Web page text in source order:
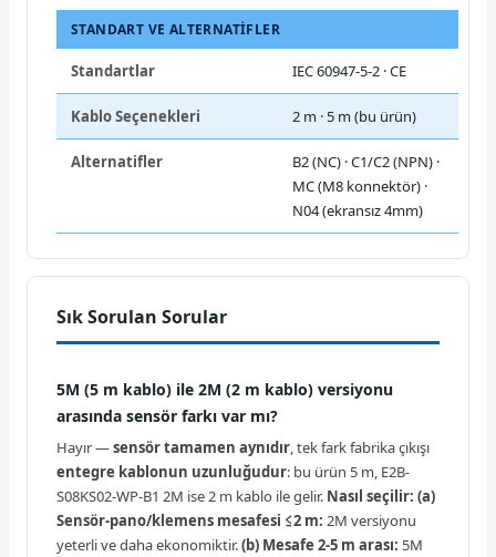
STANDART VE ALTERNATIFLER
Standartlar IEC 60947-5-2 · CE
Kablo Seçenekleri 2 m · 5 m (bu ürün)
Alternatifler
B2 (NC) · C1/C2 (NPN) ·
MC (M8 konnektör) ·
N04 (ekransız 4mm)
Sık Sorulan Sorular
5M (5 m kablo) ile 2M (2 m kablo) versiyonu
arasında sensör farkı var mı?
Hayır —sensör tamamen aynıdır, tek fark fabrika çıkışı
entegre kablonun uzunluğudur: bu ürün 5 m, E2B-
S08KS02-WP-B1 2M ise 2 m kablo ile gelir. Nasıl seçilir: (a)
Sensör-pano/klemens mesafesi ≤2 m: 2M versiyonu
yeterli ve daha ekonomiktir.(b) Mesafe 2-5 m arası: 5M